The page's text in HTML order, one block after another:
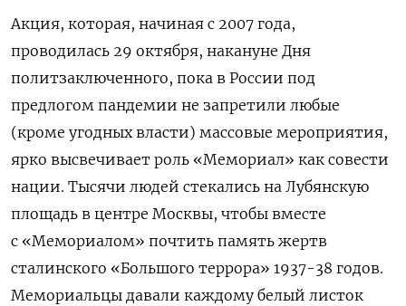
Акция, которая, начиная с 2007 года,
проводилась 29 октября, накануне Дня
политзаключенного, пока в России под
предлогом пандемии не запретили любые
(кроме угодных власти) массовые мероприятия,
ярко высвечивает роль «Мемориал» как совести
нации. Тысячи людей стекались на Лубянскую
площадь в центре Москвы, чтобы вместе
с «Мемориалом» почтить память жертв
сталинского «Большого террора» 1937-38 годов.
Мемориальцы давали каждому белый листок